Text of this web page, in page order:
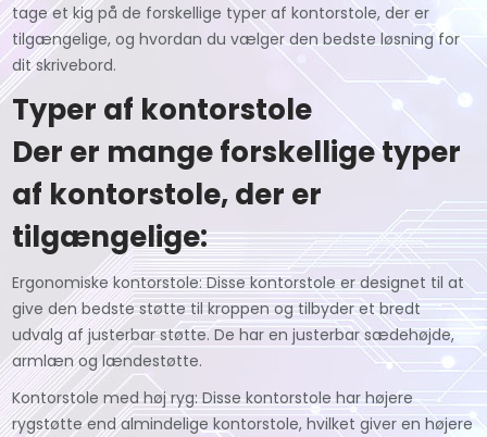
tage et kig på de forskellige typer af kontorstole, der er
tilgængelige, og hvordan du vælger den bedste løsning for
dit skrivebord.
Typer af kontorstole
Der er mange forskellige typer
af kontorstole, der er
tilgængelige:
Ergonomiske kontorstole: Disse kontorstole er designet til at
give den bedste støtte til kroppen og tilbyder et bredt
udvalg af justerbar støtte. De har en justerbar sædehøjde,
armlæn og lændestøtte.
Kontorstole med høj ryg: Disse kontorstole har højere
rygstøtte end almindelige kontorstole, hvilket giver en højere